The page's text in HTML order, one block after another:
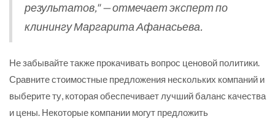
результатов," — отмечает эксперт по
клинингу Маргарита Афанасьева.
Не забывайте также прокачивать вопрос ценовой политики.
Сравните стоимостные предложения нескольких компаний и
выберите ту, которая обеспечивает лучший баланс качества
и цены. Некоторые компании могут предложить